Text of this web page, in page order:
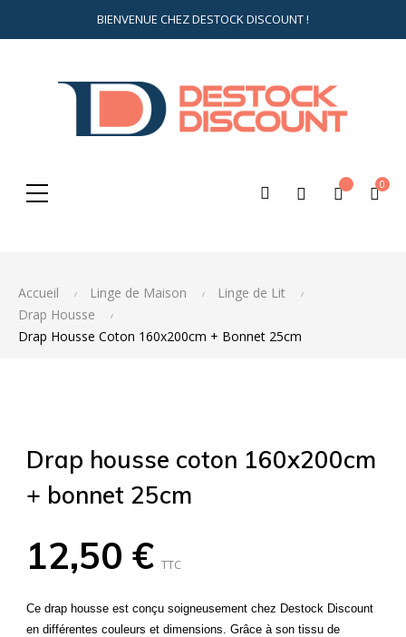
BIENVENUE CHEZ DESTOCK DISCOUNT !
Rechercher 0
Accueil Linge de Maison
Linge de Lit
Drap Housse
Drap Housse Coton 160x200cm + Bonnet 25cm
Drap housse coton 160x200cm
+ bonnet 25cm
12,50 € TTC
Ce drap housse est conçu soigneusement chez Destock Discount
en différentes couleurs et dimensions. Grâce à son tissu de